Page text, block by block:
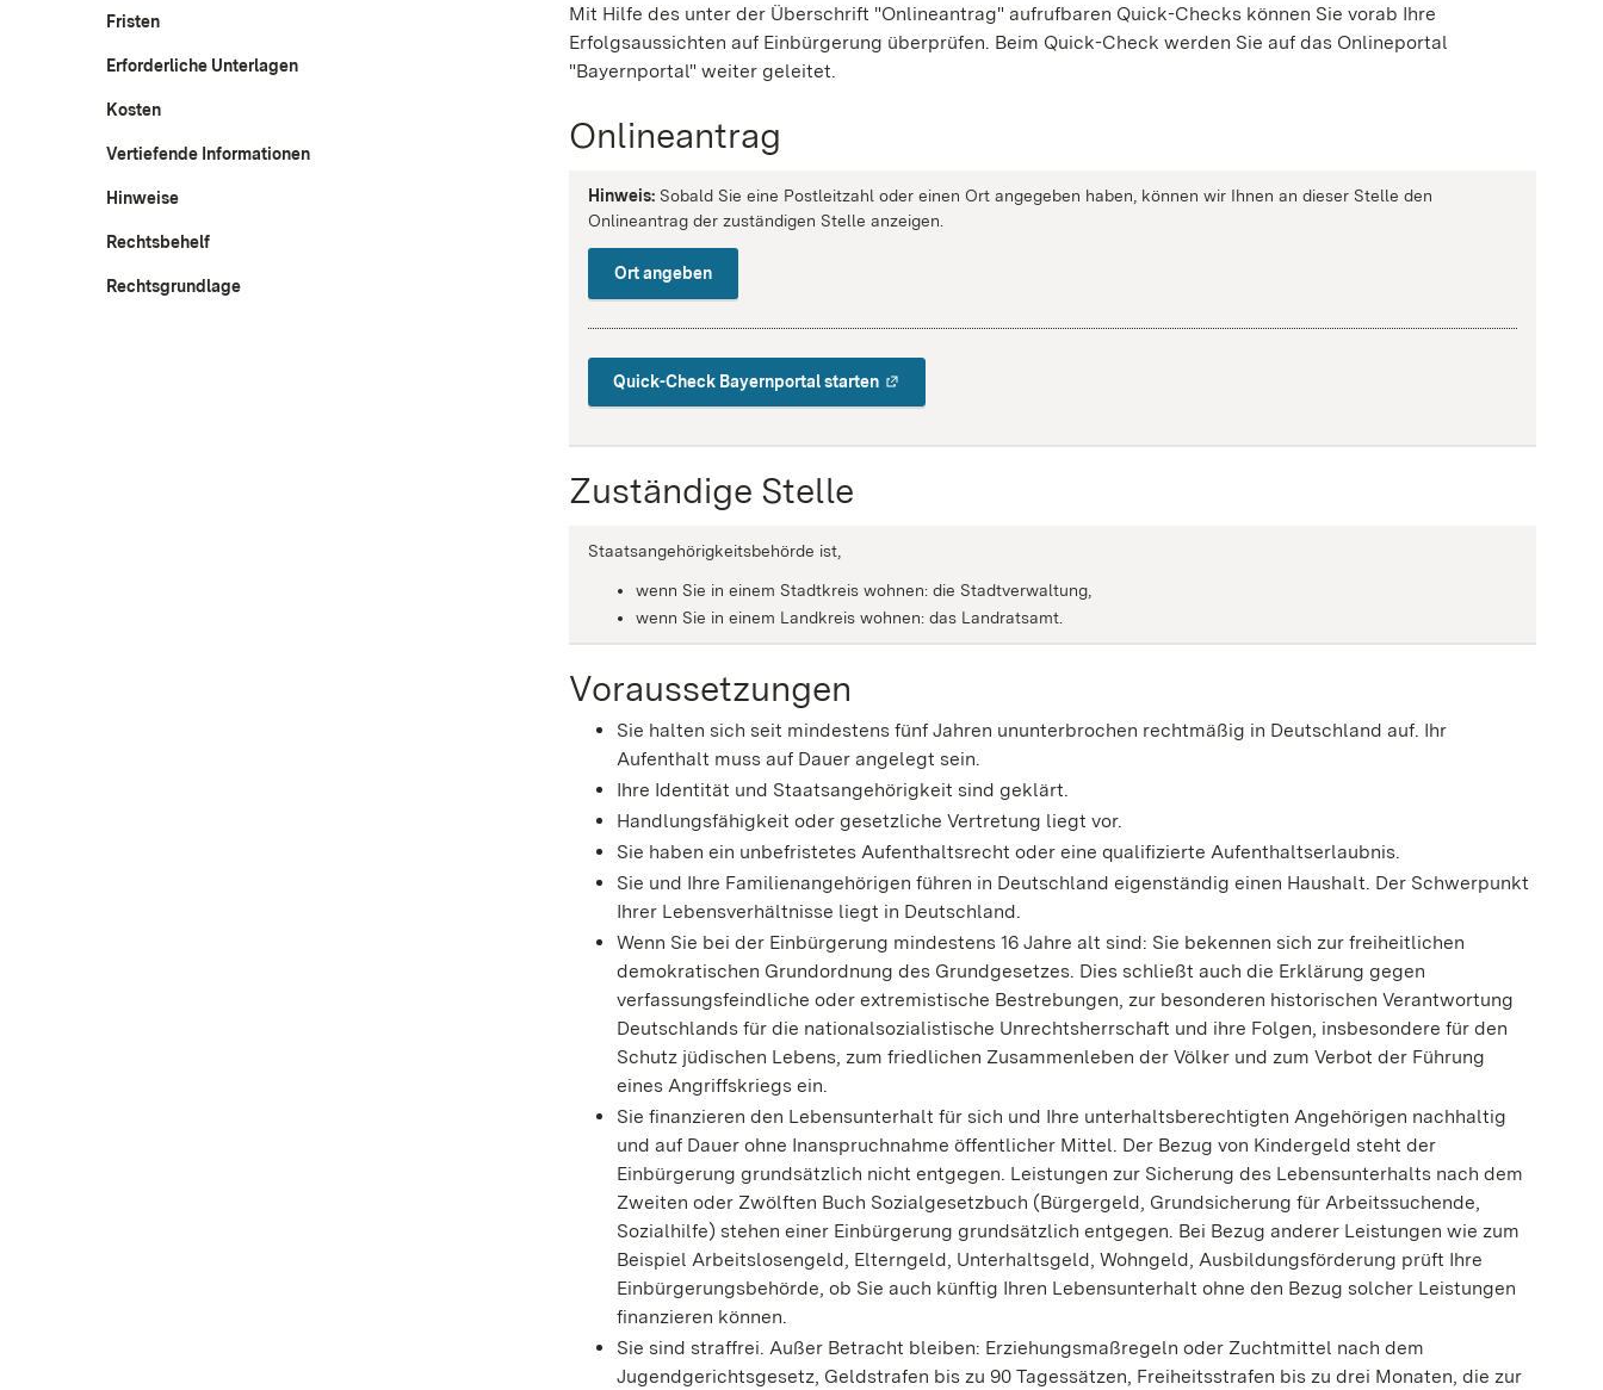
Fristen
Erforderliche Unterlagen
Kosten
Vertiefende Informationen
Hinweise
Rechtsbehelf
Rechtsgrundlage
Mit Hilfe des unter der Überschrift "Onlineantrag" aufrufbaren Quick-Checks können Sie vorab Ihre
Erfolgsaussichten auf Einbürgerung überprüfen. Beim Quick-Check werden Sie auf das Onlineportal
"Bayernportal" weiter geleitet.
Onlineantrag
Hinweis: Sobald Sie eine Postleitzahl oder einen Ort angegeben haben, können wir Ihnen an dieser Stelle den
Onlineantrag der zuständigen Stelle anzeigen.
Ort angeben
Quick-Check Bayernportal starten
Zuständige Stelle
Staatsangehörigkeitsbehörde ist,
wenn Sie in einem Stadtkreis wohnen: die Stadtverwaltung,
wenn Sie in einem Landkreis wohnen: das Landratsamt.
Voraussetzungen
Sie halten sich seit mindestens fünf Jahren ununterbrochen rechtmäßig in Deutschland auf. Ihr
Aufenthalt muss auf Dauer angelegt sein.
Ihre Identität und Staatsangehörigkeit sind geklärt.
Handlungsfähigkeit oder gesetzliche Vertretung liegt vor.
Sie haben ein unbefristetes Aufenthaltsrecht oder eine qualifizierte Aufenthaltserlaubnis.
Sie und Ihre Familienangehörigen führen in Deutschland eigenständig einen Haushalt. Der Schwerpunkt
Ihrer Lebensverhältnisse liegt in Deutschland.
Wenn Sie bei der Einbürgerung mindestens 16 Jahre alt sind: Sie bekennen sich zur freiheitlichen
demokratischen Grundordnung des Grundgesetzes. Dies schließt auch die Erklärung gegen
verfassungsfeindliche oder extremistische Bestrebungen, zur besonderen historischen Verantwortung
Deutschlands für die nationalsozialistische Unrechtsherrschaft und ihre Folgen, insbesondere für den
Schutz jüdischen Lebens, zum friedlichen Zusammenleben der Völker und zum Verbot der Führung
eines Angriffskriegs ein.
Sie finanzieren den Lebensunterhalt für sich und Ihre unterhaltsberechtigten Angehörigen nachhaltig
und auf Dauer ohne Inanspruchnahme öffentlicher Mittel. Der Bezug von Kindergeld steht der
Einbürgerung grundsätzlich nicht entgegen. Leistungen zur Sicherung des Lebensunterhalts nach dem
Zweiten oder Zwölften Buch Sozialgesetzbuch (Bürgergeld, Grundsicherung für Arbeitssuchende,
Sozialhilfe) stehen einer Einbürgerung grundsätzlich entgegen. Bei Bezug anderer Leistungen wie zum
Beispiel Arbeitslosengeld, Elterngeld, Unterhaltsgeld, Wohngeld, Ausbildungsförderung prüft Ihre
Einbürgerungsbehörde, ob Sie auch künftig Ihren Lebensunterhalt ohne den Bezug solcher Leistungen
finanzieren können.
Sie sind straffrei. Außer Betracht bleiben: Erziehungsmaßregeln oder Zuchtmittel nach dem
Jugendgerichtsgesetz, Geldstrafen bis zu 90 Tagessätzen, Freiheitsstrafen bis zu drei Monaten, die zur